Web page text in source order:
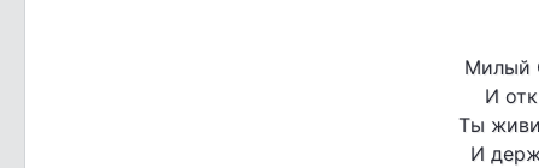
Милый
И
Ты живи
И